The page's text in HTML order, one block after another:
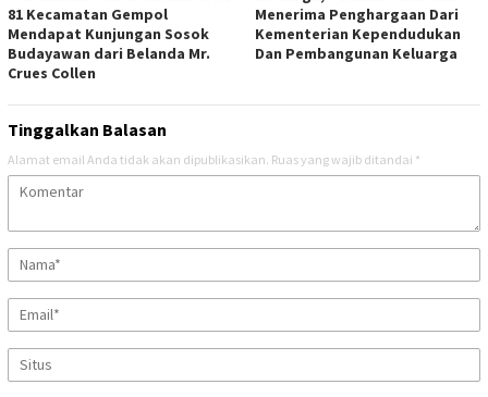
81 Kecamatan Gempol
Mendapat Kunjungan Sosok
Budayawan dari Belanda Mr.
Crues Collen
Menerima Penghargaan Dari
Kementerian Kependudukan
Dan Pembangunan Keluarga
Tinggalkan Balasan
Alamat email Anda tidak akan dipublikasikan. Ruas yang wajib ditandai *